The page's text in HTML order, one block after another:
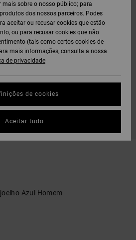
Azul Homem
sobre o nosso público; para
dos nossos parceiros. Podes
aceitar ou recusar cookies que estão
ou para recusar cookies que não
(tais como certos cookies de
mais informações, consulta a nossa
de privacidade
de cookies
Aceitar tudo